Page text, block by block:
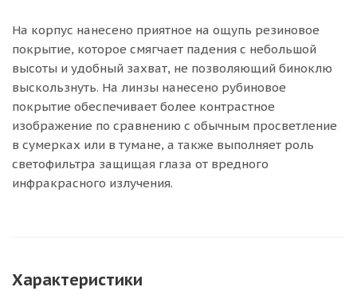
На корпус нанесено приятное на ощупь резиновое
покрытие, которое смягчает падения с небольшой
высоты и удобный захват, не позволяющий биноклю
выскользнуть. На линзы нанесено рубиновое
покрытие обеспечивает более контрастное
изображение по сравнению с обычным просветление
в сумерках или в тумане, а также выполняет роль
светофильтра защищая глаза от вредного
инфракрасного излучения.
Характеристики